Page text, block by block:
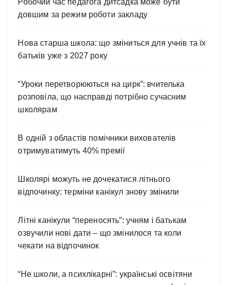
довшим за режим роботи закладу
Нова старша школа: що зміниться для учнів та їх
батьків уже з 2027 року
“Уроки перетворюються на цирк”: вчителька
розповіла, що насправді потрібно сучасним
школярам
В одній з областів помічники вихователів
отримуватимуть 40% премії
Школярі можуть не дочекатися літнього
відпочинку: терміни канікул знову змінили
Літні канікули “переносять”: учням і батькам
озвучили нові дати – що змінилося та коли
чекати на відпочинок
“Не школи, а психлікарні”: українські освітяни